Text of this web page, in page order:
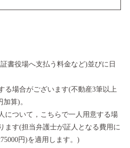
書役場へ支払う料金など)並びに日
る場合がございます(不動産3筆以上
算)。
について，こちらで一人用意する場
ます(担当弁護士が証人となる費用に
円)を適用します。)